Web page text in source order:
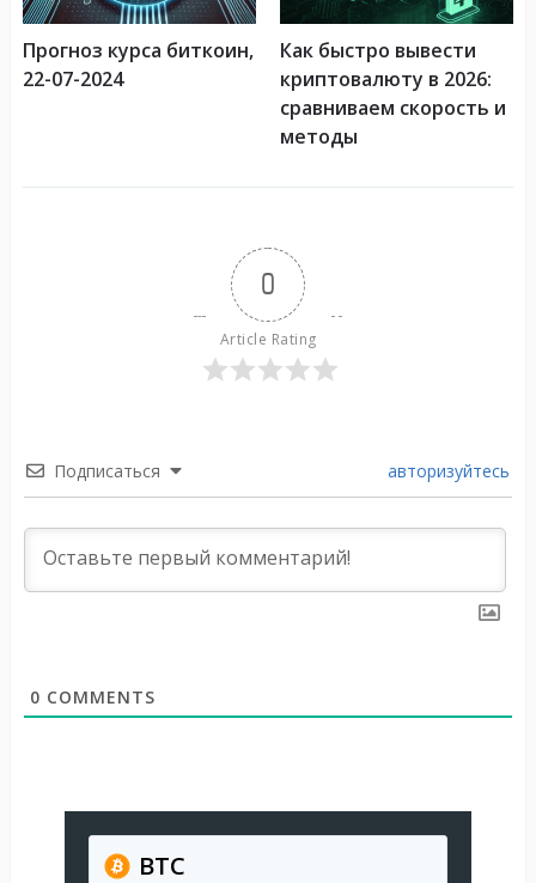
Прогноз курса биткоин,
22-07-2024
Как быстро вывести
криптовалюту в 2026:
сравниваем скорость и
методы
0
Article Rating
Подписаться авторизуйтесь
0 COMMENTS
BTC